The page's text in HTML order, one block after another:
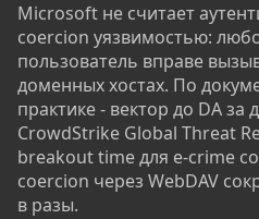
Microsoft не считает
coercion уязвимостью:
пользователь вправе
доменных хостах. По
практике - вектор до DA
CrowdStrike Global Threat
breakout time для e-crime
coercion через WebDAV
в разы.